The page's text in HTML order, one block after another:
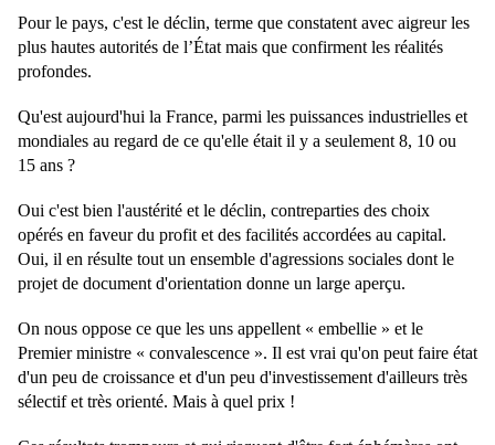
Pour le pays, c'est le déclin, terme que constatent avec aigreur les
plus hautes autorités de l’État mais que confirment les réalités
profondes.
Qu'est aujourd'hui la France, parmi les puissances industrielles et
mondiales au regard de ce qu'elle était il y a seulement 8, 10 ou
15 ans ?
Oui c'est bien l'austérité et le déclin, contreparties des choix
opérés en faveur du profit et des facilités accordées au capital.
Oui, il en résulte tout un ensemble d'agressions sociales dont le
projet de document d'orientation donne un large aperçu.
On nous oppose ce que les uns appellent « embellie » et le
Premier ministre « convalescence ». Il est vrai qu'on peut faire état
d'un peu de croissance et d'un peu d'investissement d'ailleurs très
sélectif et très orienté. Mais à quel prix !